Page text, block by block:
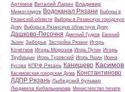
Артемов Виталий Ларин Владимир
Мимоглядов Водоканал Рязани Выборы в
Рязанской области Выборы в Рязанскую городскую
Думу Выборы в Рязанскую областную Думу
Дашково-Песочня Дмитрий Гудков Евгений
Зызин Заборье Застройка Рязани Игорь
Кочетков Игорь Морозов Игорь Путин Игорь
Трубицын Игорь Туровский Игорь Яшин Ирина
Кусова КПРФ Рязань Канищево Касимов
Касимовская городская Дума Константиново
ЛДПР Рязань Лыбедский бульвар
Людмила Кибальникова Министерство печати